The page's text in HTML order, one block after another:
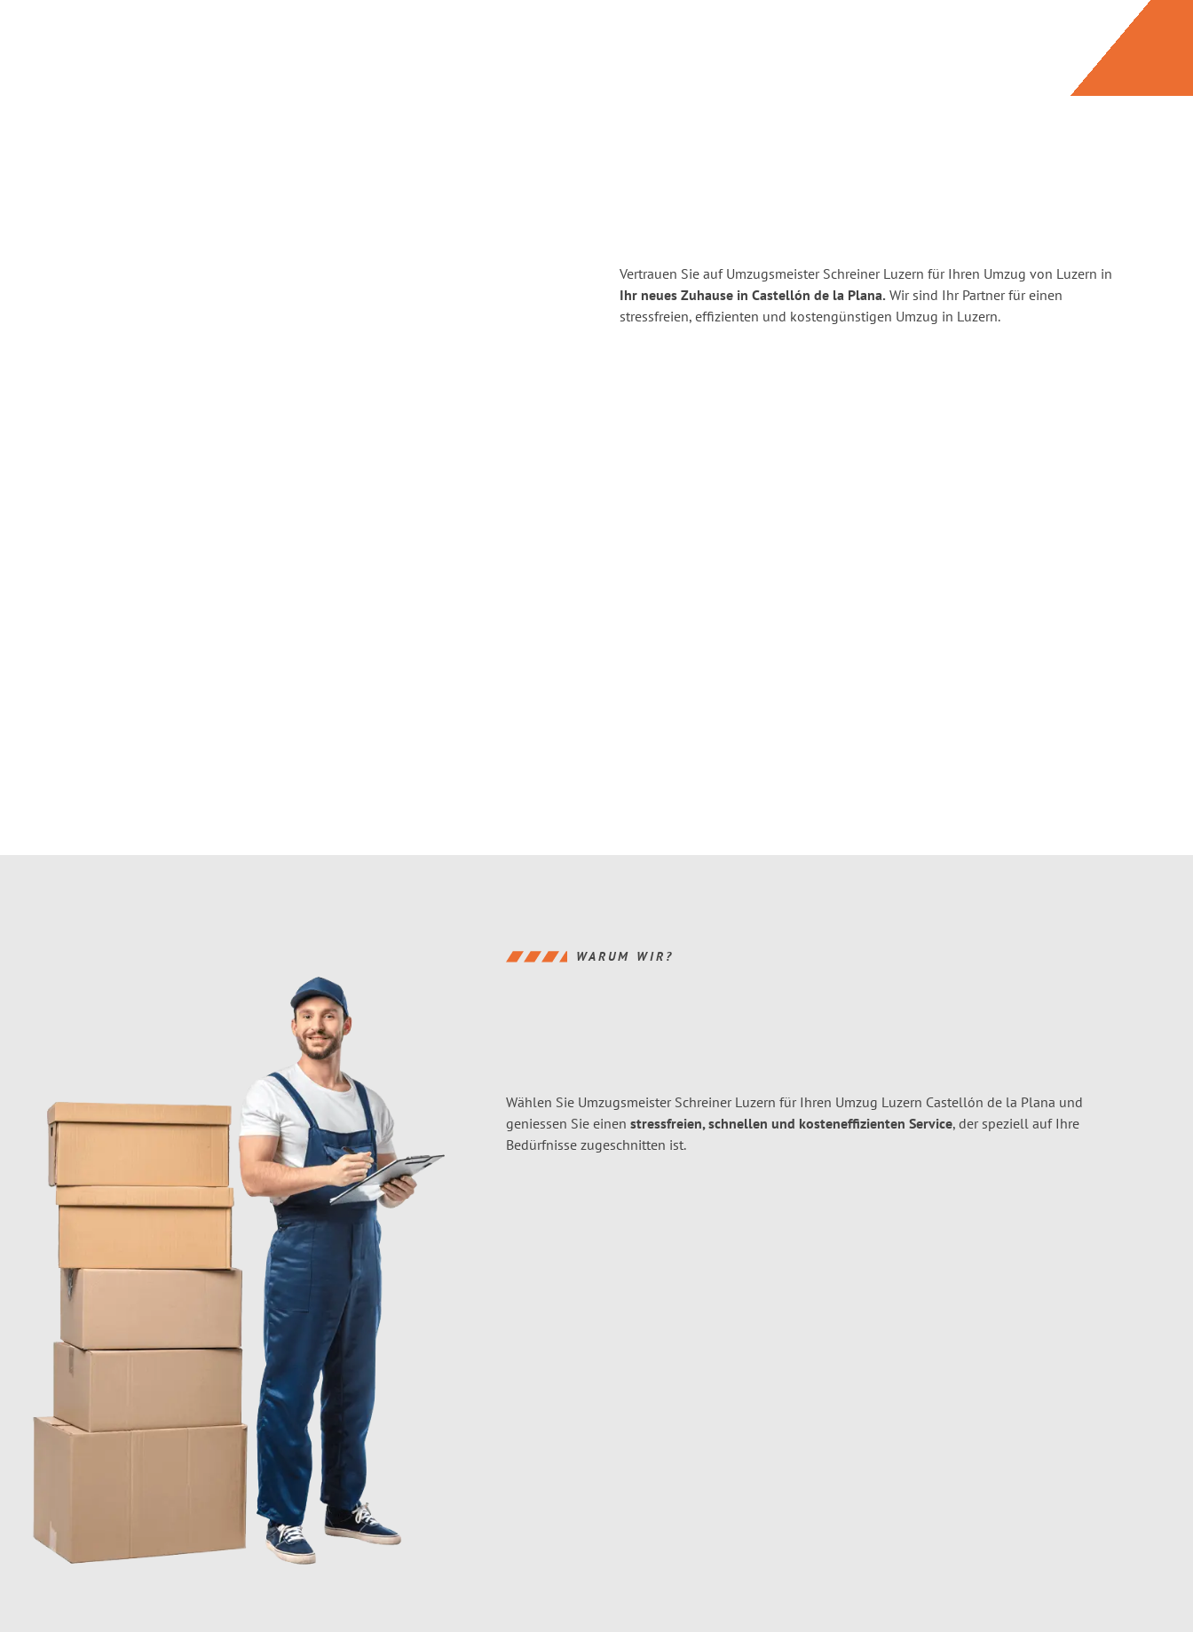
Vertrauen Sie auf Umzugsmeister Schreiner Luzern für Ihren Umzug von Luzern in
Ihr neues Zuhause in Castellón de la Plana. Wir sind Ihr Partner für einen
stressfreien, effizienten und kostengünstigen Umzug in Luzern.
WARUM WIR?
Wählen Sie Umzugsmeister Schreiner Luzern für Ihren Umzug Luzern Castellón de la Plana und
geniessen Sie einen stressfreien, schnellen und kosteneffizienten Service, der speziell auf Ihre
Bedürfnisse zugeschnitten ist.